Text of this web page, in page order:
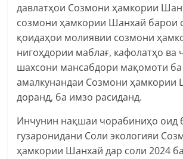
давлатҳои Созмони ҳамкории
созмони ҳамкории Шанхай барои
қоидаҳои молиявии созмони
нигоҳдории маблағ, кафолатҳо ва
шахсони мансабдори мақомоти
амалкунандаи Созмони ҳамкории
доранд, ба имзо расиданд.
Инчунин нақшаи чорабиниҳо оид
гузаронидани Соли экологияи
ҳамкории Шанхай дар соли 2024